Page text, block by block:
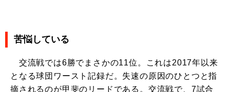
苦悩している
交流戦では6勝でまさかの11位。これは2017年以来
となる球団ワースト記録だ。失速の原因のひとつと指
摘されるのが甲斐のリードである。交流戦で、7試合